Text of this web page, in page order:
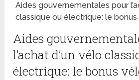
Aides gouvernementales pour
classique ou électrique: le
Aides
l’achat d’un vélo
électrique: le bonus